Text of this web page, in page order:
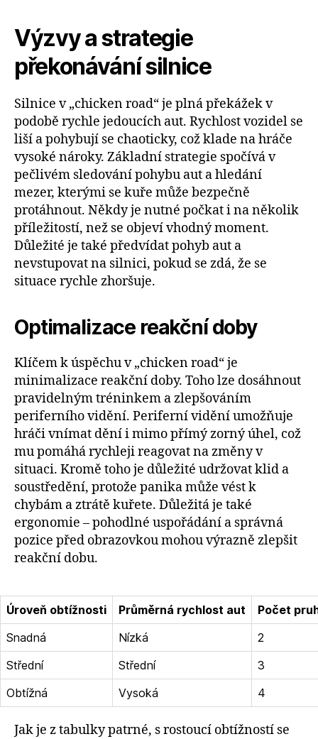
Výzvy a strategie
překonávání silnice
Silnice v „chicken road“ je plná překážek v
podobě rychle jedoucích aut. Rychlost vozidel se
liší a pohybují se chaoticky, což klade na hráče
vysoké nároky. Základní strategie spočívá v
pečlivém sledování pohybu aut a hledání
mezer, kterými se kuře může bezpečně
protáhnout. Někdy je nutné počkat i na několik
příležitostí, než se objeví vhodný moment.
Důležité je také předvídat pohyb aut a
nevstupovat na silnici, pokud se zdá, že se
situace rychle zhoršuje.
Optimalizace reakční doby
Klíčem k úspěchu v „chicken road“ je
minimalizace reakční doby. Toho lze dosáhnout
pravidelným tréninkem a zlepšováním
periferního vidění. Periferní vidění umožňuje
hráči vnímat dění i mimo přímý zorný úhel, což
mu pomáhá rychleji reagovat na změny v
situaci. Kromě toho je důležité udržovat klid a
soustředění, protože panika může vést k
chybám a ztrátě kuřete. Důležitá je také
ergonomie – pohodlné uspořádání a správná
pozice před obrazovkou mohou výrazně zlepšit
reakční dobu.
Úroveň obtížnosti Průměrná rychlost aut
Počet
Snadná
Nízká
2
Střední
Střední
3
Obtížná
Vysoká 4
Jak je z tabulky patrné, s rostoucí obtížností se